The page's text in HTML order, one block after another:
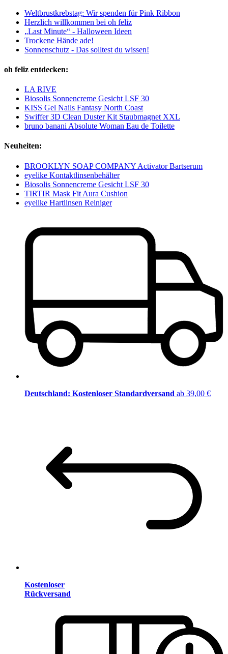
Weltbrustkrebstag: Wir spenden für Pink Ribbon
Herzlich willkommen bei oh feliz
„Last Minute“ - Halloween Ideen
Trockene Hände ade!
Sonnenschutz - Das solltest du wissen!
oh feliz entdecken:
LA RIVE
Biosolis Sonnencreme Gesicht LSF 30
KISS Gel Nails Fantasy North Coast
Swiffer 3D Clean Duster Kit Staubmagnet XXL
bruno banani Absolute Woman Eau de Toilette
Neuheiten:
BROOKLYN SOAP COMPANY Activator Bartserum
eyelike Kontaktlinsenbehälter
Biosolis Sonnencreme Gesicht LSF 30
TIRTIR Mask Fit Aura Cushion
eyelike Hartlinsen Reiniger
Deutschland: Kostenloser Standardversand ab 39,00 €
Kostenloser
Rückversand